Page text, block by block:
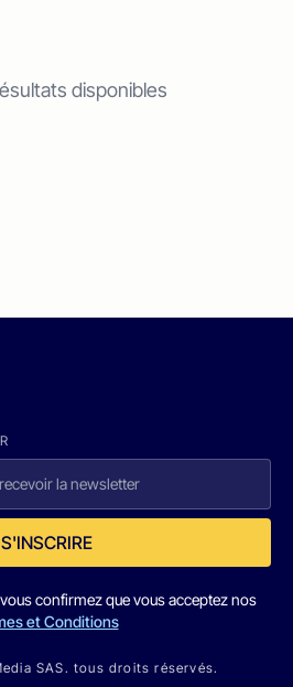
disponibles
S'INSCRIRE
confirmez que vous acceptez nos
et Conditions
SAS. tous droits réservés.